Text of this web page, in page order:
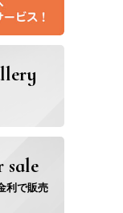
sale
利で販売